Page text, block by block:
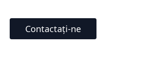
Contactați-ne